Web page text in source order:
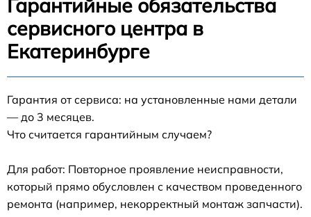
Гарантийные обязательства
сервисного центра в
Екатеринбурге
Гарантия от сервиса: на установленные нами детали
— до 3 месяцев.
Что считается гарантийным случаем?
Для работ: Повторное проявление неисправности,
который прямо обусловлен с качеством проведенного
ремонта (например, некорректный монтаж запчасти).